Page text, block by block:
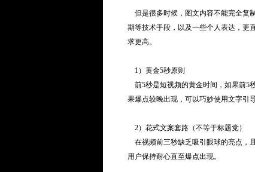
但是很多时候，图文内容不能完全复
期等技术手段，以及一些个人表达，更
求更高。
1）黄金5秒原则
前5秒是短视频的黄金时间，如果前5
果爆点较晚出现，可以巧妙使用文字引导
2）花式文案套路（不等于标题党）
在视频前三秒缺乏吸引眼球的亮点，
用户保持耐心直至爆点出现。